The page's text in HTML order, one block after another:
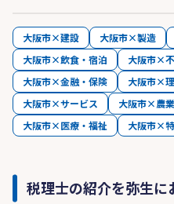
大阪市×建設 大阪市×製造
大阪市×飲食・宿泊
大阪市×
大阪市×金融・保険
大阪市×
大阪市×サービス
大阪市×農
大阪市×医療・福祉
大阪市×
税理士の紹介を弥生に